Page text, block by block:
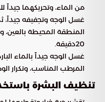
من الماء، وتحريكهما
غسل الوجه وتجفيفه
20دقيقة.
غسل الوجه جيداً بالماء
المرطب المناسب، وتكرار
تنظيف البشرة